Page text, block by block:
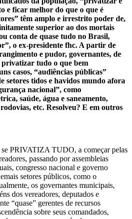
e ficar melhor do que o que é
têm amplo e irrestrito poder de,
superior ao dos mortais
conta de quase tudo no Brasil,
o ex-presidente fhc. A partir de
e pudor, governantes, de
tudo o que bem
casos, “audiências públicas”
setores tidos e havidos mundo afora
nacional”, como
saúde, água e saneamento,
etc. Resolveu? E em outros
se PRIVATIZA TUDO, a começar pelas
passando por assembleias
congresso nacional e governo
setores públicos, como o
os governantes municipais,
dos vereadores, deputados e
“quase” gerentes de recursos
sobre seus comandados,